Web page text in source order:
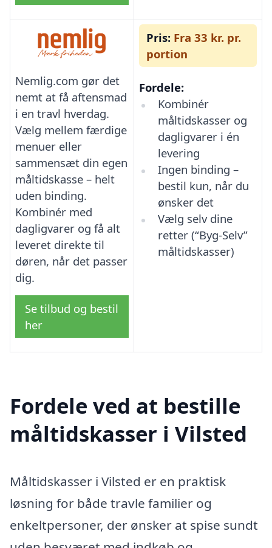
Nemlig.com gør det
nemt at få aftensmad
i en travl hverdag.
Vælg mellem færdige
menuer eller
sammensæt din egen
måltidskasse – helt
uden binding.
Kombinér med
dagligvarer og få alt
leveret direkte til
døren, når det passer
dig.
Se tilbud og bestil
her
Pris: Fra 33 kr. pr.
portion
Fordele:
Kombinér
måltidskasser og
dagligvarer i én
levering
Ingen binding –
bestil kun, når du
ønsker det
Vælg selv dine
retter (“Byg-Selv”
måltidskasser)
Fordele ved at bestille
måltidskasser i Vilsted
Måltidskasser i Vilsted er en praktisk
løsning for både travle familier og
enkeltpersoner, der ønsker at spise sundt